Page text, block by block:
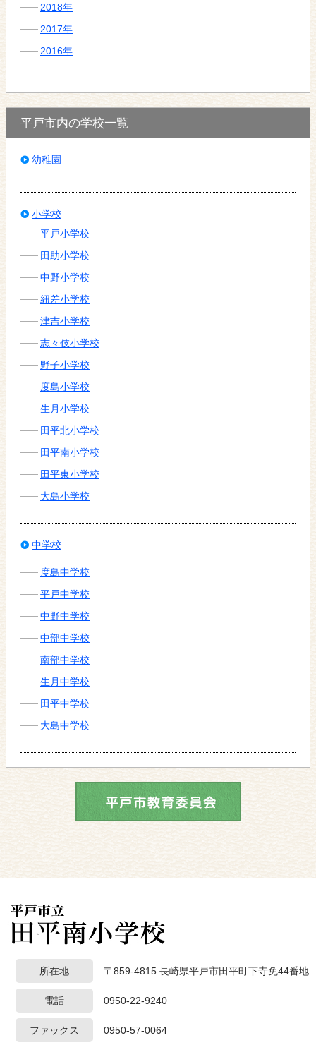
2018年
2017年
2016年
平戸市内の学校一覧
幼稚園
小学校
平戸小学校
田助小学校
中野小学校
紐差小学校
津吉小学校
志々伎小学校
野子小学校
度島小学校
生月小学校
田平北小学校
田平南小学校
田平東小学校
大島小学校
中学校
度島中学校
平戸中学校
中野中学校
中部中学校
南部中学校
生月中学校
田平中学校
大島中学校
所在地 〒859-4815 長崎県平戸市田平町下寺免44番地
電話 0950-22-9240
ファックス 0950-57-0064